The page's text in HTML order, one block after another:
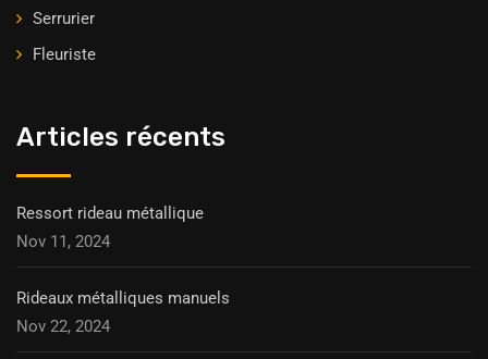
Serrurier
Fleuriste
Articles récents
Ressort rideau métallique
Nov 11, 2024
Rideaux métalliques manuels
Nov 22, 2024